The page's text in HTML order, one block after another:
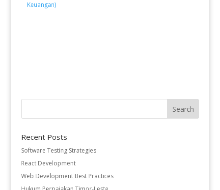
Keuangan)
Recent Posts
Software Testing Strategies
React Development
Web Development Best Practices